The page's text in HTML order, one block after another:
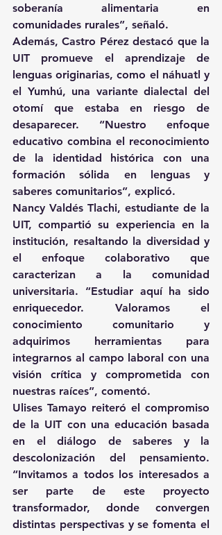
soberanía alimentaria en
comunidades rurales”, señaló.
Además, Castro Pérez destacó que la
UIT promueve el aprendizaje de
lenguas originarias, como el náhuatl y
el Yumhú, una variante dialectal del
otomí que estaba en riesgo de
desaparecer. “Nuestro enfoque
educativo combina el reconocimiento
de la identidad histórica con una
formación sólida en lenguas y
saberes comunitarios”, explicó.
Nancy Valdés Tlachi, estudiante de la
UIT, compartió su experiencia en la
institución, resaltando la diversidad y
el enfoque colaborativo que
caracterizan a la comunidad
universitaria. “Estudiar aquí ha sido
enriquecedor. Valoramos el
conocimiento comunitario y
adquirimos herramientas para
integrarnos al campo laboral con una
visión crítica y comprometida con
nuestras raíces”, comentó.
Ulises Tamayo reiteró el compromiso
de la UIT con una educación basada
en el diálogo de saberes y la
descolonización del pensamiento.
“Invitamos a todos los interesados a
ser parte de este proyecto
transformador, donde convergen
distintas perspectivas y se fomenta el